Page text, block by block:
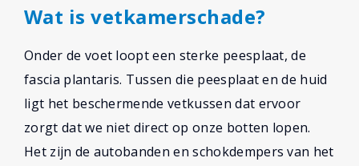
Wat is vetkamerschade?
Onder de voet loopt een sterke peesplaat, de
fascia plantaris. Tussen die peesplaat en de huid
ligt het beschermende vetkussen dat ervoor
zorgt dat we niet direct op onze botten lopen.
Het zijn de autobanden en schokdempers van het